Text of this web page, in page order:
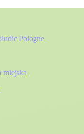
Pologne
miejska